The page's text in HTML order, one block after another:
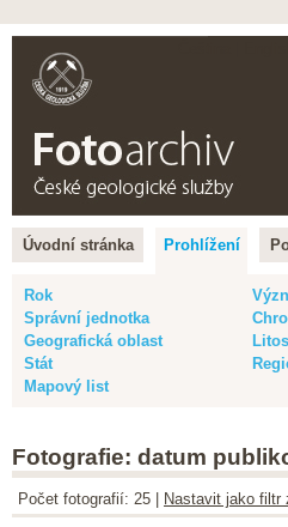
Úvodní stránka Prohlížení
Rok
Správní jednotka
Geografická oblast
Stát
Mapový list
Fotografie: datum
Počet fotografií: 25 | Nastavit jako filtr